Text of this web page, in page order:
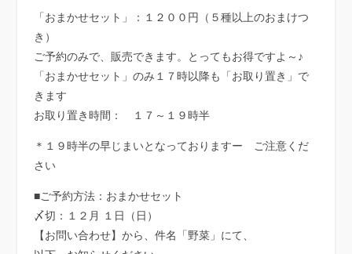
「おまかせセット」：１２００円（５種以上のおまけつ
き）
ご予約のみで、販売できます。とってもお得ですよ～♪
「おまかせセット」のみ１７時以降も「お取り置き」で
きます
お取り置き時間： １７～１９時半
＊１９時半の早じまいとなっておりますー ご注意くだ
さい
■ご予約方法：おまかせセット
〆切：１２月 １日（日）
【お問い合わせ】から、件名「野菜」にて、